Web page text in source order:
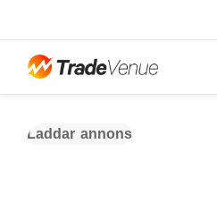
Laddar annons